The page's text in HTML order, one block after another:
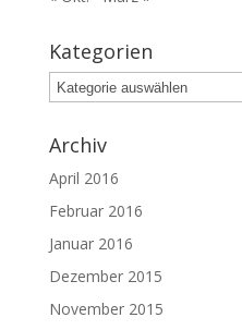
Kategorien
Kategorien
Archiv
April 2016
Februar 2016
Januar 2016
Dezember 2015
November 2015